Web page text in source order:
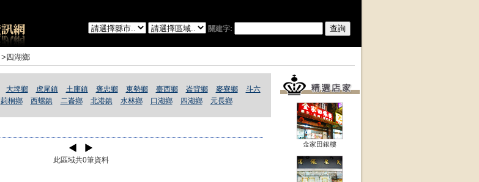
關建字:
>四湖鄉
金家田銀樓
大埤鄉 虎尾鎮 土庫鎮 褒忠鄉 東勢鄉 臺西鄉 崙背鄉 麥寮鄉
斗六
莿桐鄉 西螺鎮 二崙鄉 北港鎮 水林鄉 口湖鄉 四湖鄉 元長鄉
此區域共0筆資料